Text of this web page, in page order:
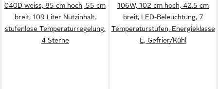
040D weiss, 85 cm hoch, 55 cm
breit, 109 Liter Nutzinhalt,
stufenlose Temperaturregelung,
4 Sterne
106W, 102 cm hoch, 42.5 cm
breit, LED-Beleuchtung, 7
Temperaturstufen, Energieklasse
E, Gefrier/Kühl